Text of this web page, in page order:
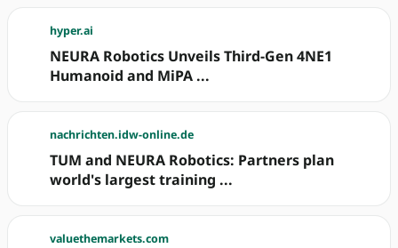
hyper.ai
NEURA Robotics Unveils Third-Gen 4NE1
Humanoid and MiPA ...
nachrichten.idw-online.de
TUM and NEURA Robotics: Partners plan
world's largest training ...
valuethemarkets.com